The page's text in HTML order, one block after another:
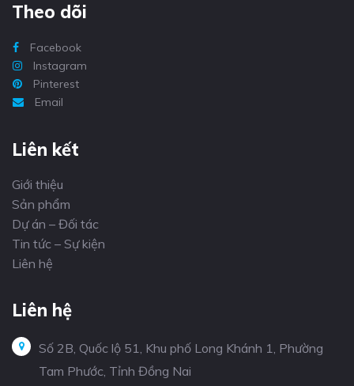
Theo dõi
Facebook
Instagram
Pinterest
Email
Liên kết
Giới thiệu
Sản phẩm
Dự án – Đối tác
Tin tức – Sự kiện
Liên hệ
Liên hệ
Số 2B, Quốc lộ 51, Khu phố Long Khánh 1, Phường
Tam Phước, Tỉnh Đồng Nai